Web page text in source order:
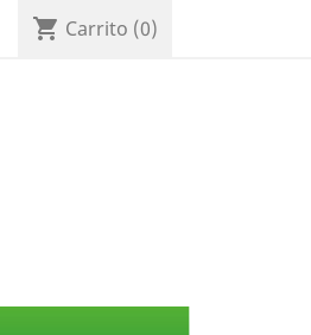
shopping_cart Carrito (0)